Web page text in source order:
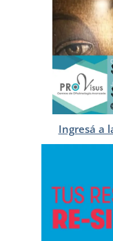
Ingresá a